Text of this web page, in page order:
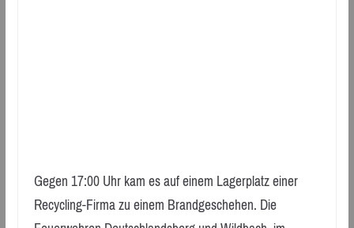
Gegen 17:00 Uhr kam es auf einem Lagerplatz einer
Recycling-Firma zu einem Brandgeschehen. Die